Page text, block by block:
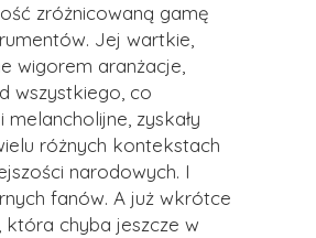
zróżnicowaną gamę
Jej wartkie,
wigorem aranżacje,
wszystkiego, co
melancholijne, zyskały
różnych kontekstach
narodowych. I
fanów. A już wkrótce
która chyba jeszcze w